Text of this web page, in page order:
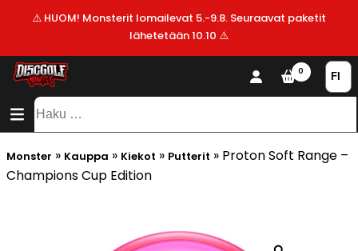
⚠️ HUOM! Monsterit lomailevat 5.-9.8. Seuraavat paketit
lähetetään 10.10 ⚠️
VALMISTAJAT
ALE!
UUSIMMAT
LISÄYKSET
SISÄLTÖ
SITEMAP
Haku:
0
Monster » Kauppa » Kiekot » Putterit » Proton Soft Range –
Champions Cup Edition